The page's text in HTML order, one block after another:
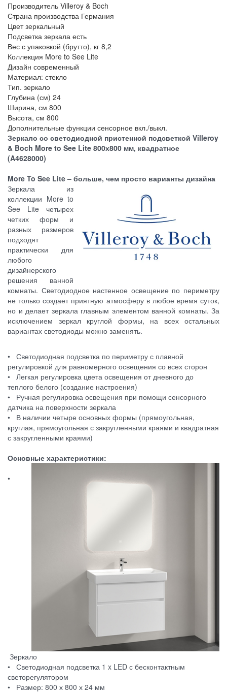
Производитель Villeroy & Boch
Страна производства Германия
Цвет зеркальный
Подсветка зеркала есть
Вес с упаковкой (брутто), кг 8,2
Коллекция More to See Lite
Дизайн современный
Материал: стекло
Тип. зеркало
Глубина (см) 24
Ширина, см 800
Высота, см 800
Дополнительные функции сенсорное вкл./выкл.
Зеркало со светодиодной пристенной подсветкой Villeroy
& Boch More to See Lite 800х800 мм, квадратное
(A4628000)
More To See Lite – больше, чем просто варианты дизайна
Зеркала из
коллекции More to
See Lite четырех
четких форм и
разных размеров
подходят
практически для
любого
дизайнерского
решения ванной
комнаты. Светодиодное настенное освещение по периметру
не только создает приятную атмосферу в любое время суток,
но и делает зеркала главным элементом ванной комнаты. За
исключением зеркал круглой формы, на всех остальных
вариантах светодиоды можно заменять.
• Светодиодная подсветка по периметру с плавной
регулировкой для равномерного освещения со всех сторон
• Легкая регулировка цвета освещения от дневного до
теплого белого (создание настроения)
• Ручная регулировка освещения при помощи сенсорного
датчика на поверхности зеркала
• В наличии четыре основных формы (прямоугольная,
круглая, прямоугольная с закругленными краями и квадратная
с закругленными краями)
Основные характеристики:
•
Зеркало
• Светодиодная подсветка 1 x LED с бесконтактным
светорегулятором
• Размер: 800 х 800 х 24 мм